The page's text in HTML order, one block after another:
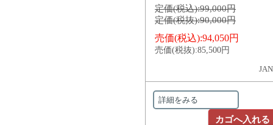
定価(税込):99,000円
定価(税抜):90,000円
売価(税込):94,050円
売価(税抜):85,500円
詳細をみる
カゴへ入れる